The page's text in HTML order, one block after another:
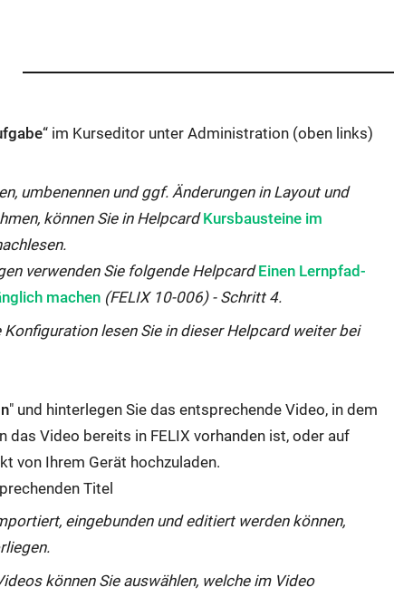
“ im Kurseditor unter Administration (oben links)
umbenennen und ggf. Änderungen in Layout und
können Sie in HelpcardInterner
öffnet
sich
Kursbausteine im
verwenden Sie folgende HelpcardInterner
Link
öffnet
gleichen
Fenster:
Einen Lernpfad-
machen (FELIX 10-006) - Schritt 4.
lesen Sie in dieser Helpcard weiter bei
" und hinterlegen Sie das entsprechende Video, in dem
das Video bereits in FELIX vorhanden ist, oder auf
von Ihrem Gerät hochzuladen.
Titel
eingebunden und editiert werden können,
können Sie auswählen, welche im Video